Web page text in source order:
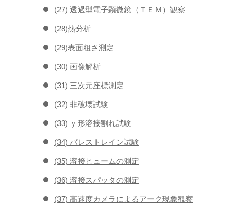
(27) 透過型電子顕微鏡（ＴＥＭ）観察
(28)熱分析
(29)表面粗さ測定
(30) 画像解析
(31) 三次元座標測定
(32) 非破壊試験
(33) ｙ形溶接割れ試験
(34) バレストレイン試験
(35) 溶接ヒュームの測定
(36) 溶接スパッタの測定
(37) 高速度カメラによるアーク現象観察